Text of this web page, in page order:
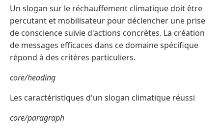
Un slogan sur le réchauffement climatique doit être
percutant et mobilisateur pour déclencher une prise
de conscience suivie d'actions concrètes. La création
de messages efficaces dans ce domaine spécifique
répond à des critères particuliers.
core/heading
Les caractéristiques d'un slogan climatique réussi
core/paragraph